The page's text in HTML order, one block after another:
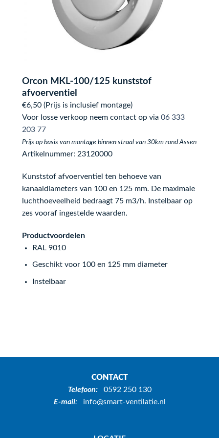
Orcon MKL-100/125 kunststof
afvoerventiel
€6,50 (Prijs is inclusief montage)
Voor losse verkoop neem contact op via 06 333
203 77
Prijs op basis van montage binnen straal van 30km rond Assen
Artikelnummer: 23120000
Kunststof afvoerventiel ten behoeve van
kanaaldiameters van 100 en 125 mm. De maximale
luchthoeveelheid bedraagt 75 m3/h. Instelbaar op
zes vooraf ingestelde waarden.
Productvoordelen
RAL 9010
Geschikt voor 100 en 125 mm diameter
Instelbaar
CONTACT
Telefoon:
0592 250 130
E-mail: info@smart-ventilatie.nl